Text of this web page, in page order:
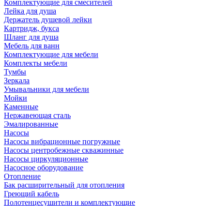
Комплектующие для смесителей
Лейка для душа
Держатель душевой лейки
Картридж, букса
Шланг для душа
Мебель для ванн
Комплектующие для мебели
Комплекты мебели
Тумбы
Зеркала
Умывальники для мебели
Мойки
Каменные
Нержавеющая сталь
Эмалированные
Насосы
Насосы вибрационные погружные
Насосы центробежные скважинные
Насосы циркуляционные
Насосное оборудование
Отопление
Бак расширительный для отопления
Греющий кабель
Полотенцесушители и комплектующие